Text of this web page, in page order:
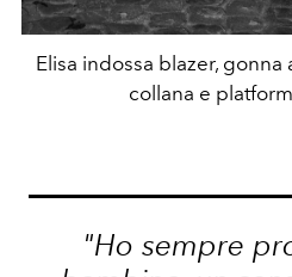
Elisa indossa blazer,
collana e
"Ho sempre